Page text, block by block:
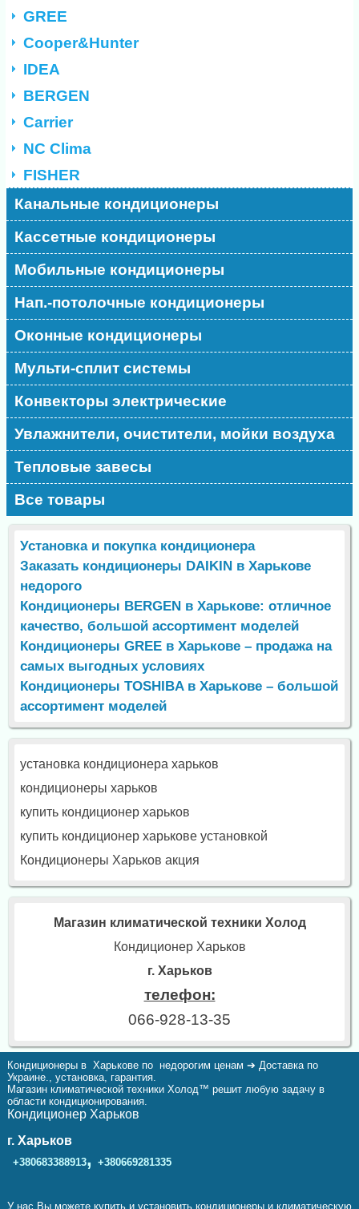
GREE
Cooper&Hunter
IDEA
BERGEN
Carrier
NC Clima
FISHER
Канальные кондиционеры
Кассетные кондиционеры
Мобильные кондиционеры
Нап.-потолочные кондиционеры
Оконные кондиционеры
Мульти-сплит системы
Конвекторы электрические
Увлажнители, очистители, мойки воздуха
Тепловые завесы
Все товары
Установка и покупка кондиционера
Заказать кондиционеры DAIKIN в Харькове
недорого
Кондиционеры BERGEN в Харькове: отличное
качество, большой ассортимент моделей
Кондиционеры GREE в Харькове – продажа на
самых выгодных условиях
Кондиционеры TOSHIBA в Харькове – большой
ассортимент моделей
установка кондиционера харьков
кондиционеры харьков
купить кондиционер харьков
купить кондиционер харькове установкой
Кондиционеры Харьков акция
Магазин климатической техники Холод
Кондиционер Харьков
г. Харьков
телефон:
066-928-13-35
Кондиционеры в Харькове по недорогим ценам ➔ Доставка по
Украине., установка, гарантия.
Магазин климатической техники Холод™ решит любую задачу в
области кондиционирования.
Кондиционер Харьков
г. Харьков
+380683388913, +380669281335
У нас Вы можете купить и установить кондиционеры и климатическую